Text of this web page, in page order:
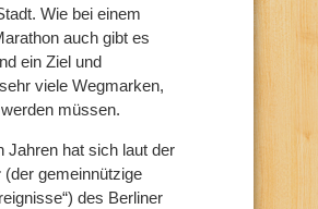
Wie bei einem
auch gibt es
ein Ziel und
viele Wegmarken,
müssen.
Jahren hat sich laut der
(der gemeinnützige
des Berliner